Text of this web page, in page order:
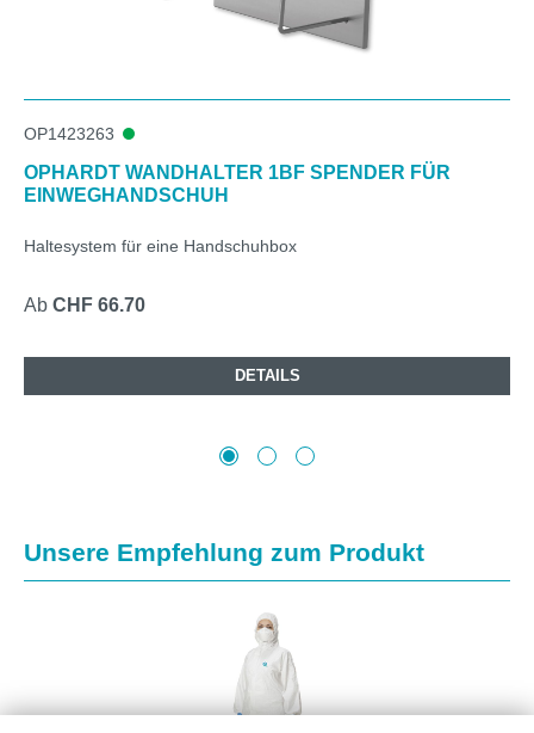
OP1423263
OPHARDT WANDHALTER 1BF SPENDER FÜR
EINWEGHANDSCHUH
Haltesystem für eine Handschuhbox
Ab CHF 66.70
DETAILS
Produktgalerie überspringen
Unsere Empfehlung zum Produkt